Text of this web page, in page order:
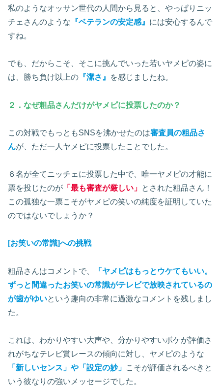
私のようなオッサン世代の人間から見ると、やっぱりニッ
チェさんのような 『ベテランの安定感』 には安心するんで
すね。
でも、だからこそ、そこに挑んでいった若いヤメピの姿に
は、勝ち負け以上の 『潔さ』 を感じましたね。
２．なぜ粗品さんだけがヤメピに投票したのか？
この対戦でもっともSNSを沸かせたのは審査員の粗品さ
んが、ただ一人ヤメピに投票したことでした。
６名が全てニッチェに投票した中で、唯一ヤメピの才能に
票を投じたのが 「最も審査が厳しい」 とされた粗品さん！
この孤独な一票こそがヤメピの笑いの純度を証明していた
のではないでしょうか？
[お笑いの常識]への挑戦
粗品さんはコメントで、
「ヤメピはもっとウケてもいい。
ずっと間違ったお笑いの常識がテレビで放映されているの
が歯がゆいという趣向の非常に過激なコメントを残しまし
た。
これは、わかりやすい大声や、分かりやすいボケが評価さ
れがちなテレビ賞レースの傾向に対し、ヤメピのような
「新しいセンス」や「設定の妙」 こそが評価されるべきと
いう彼なりの強いメッセージでした。